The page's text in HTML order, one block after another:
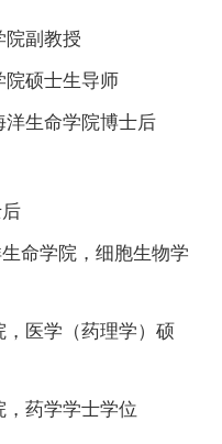
院副教授
院硕士生导师
洋生命学院博士后
命学院，细胞生物学
医学（药理学）硕
药学学士学位